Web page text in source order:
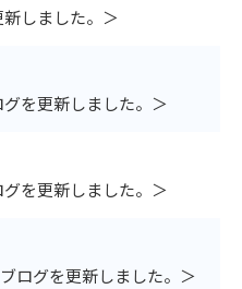
新しました。＞
グを更新しました。＞
グを更新しました。＞
ログを更新しました。＞